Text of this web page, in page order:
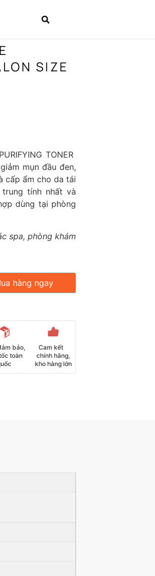
SIZE
TONER
mụn đầu đen,
cấp ẩm cho da tái
tính nhất và
dùng tại phòng
spa, phòng khám
hàng ngay
bảo,
toàn
Cam kết
chính hãng,
kho hàng lớn